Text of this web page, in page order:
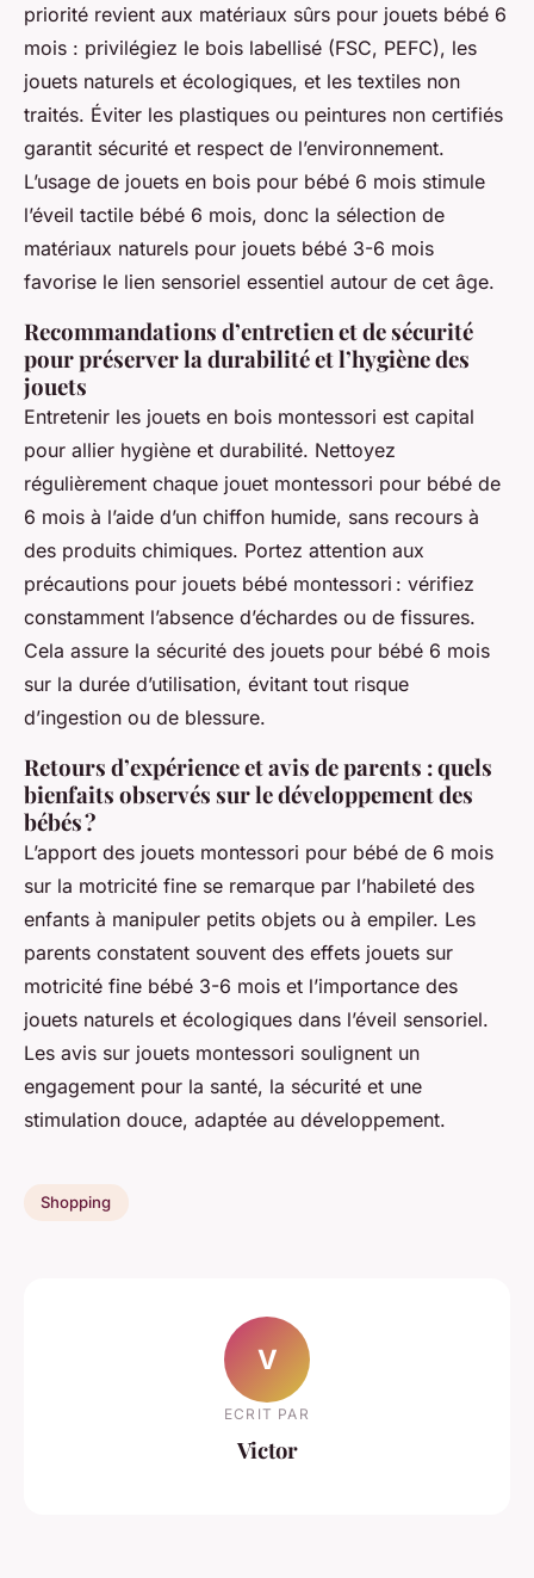
priorité revient aux matériaux sûrs pour jouets bébé 6
mois : privilégiez le bois labellisé (FSC, PEFC), les
jouets naturels et écologiques, et les textiles non
traités. Éviter les plastiques ou peintures non certifiés
garantit sécurité et respect de l’environnement.
L’usage de jouets en bois pour bébé 6 mois stimule
l’éveil tactile bébé 6 mois, donc la sélection de
matériaux naturels pour jouets bébé 3-6 mois
favorise le lien sensoriel essentiel autour de cet âge.
Recommandations d’entretien et de sécurité
pour préserver la durabilité et l’hygiène des
jouets
Entretenir les jouets en bois montessori est capital
pour allier hygiène et durabilité. Nettoyez
régulièrement chaque jouet montessori pour bébé de
6 mois à l’aide d’un chiffon humide, sans recours à
des produits chimiques. Portez attention aux
précautions pour jouets bébé montessori : vérifiez
constamment l’absence d’échardes ou de fissures.
Cela assure la sécurité des jouets pour bébé 6 mois
sur la durée d’utilisation, évitant tout risque
d’ingestion ou de blessure.
Retours d’expérience et avis de parents : quels
bienfaits observés sur le développement des
bébés ?
L’apport des jouets montessori pour bébé de 6 mois
sur la motricité fine se remarque par l’habileté des
enfants à manipuler petits objets ou à empiler. Les
parents constatent souvent des effets jouets sur
motricité fine bébé 3-6 mois et l’importance des
jouets naturels et écologiques dans l’éveil sensoriel.
Les avis sur jouets montessori soulignent un
engagement pour la santé, la sécurité et une
stimulation douce, adaptée au développement.
Shopping
V
ECRIT PAR
Victor